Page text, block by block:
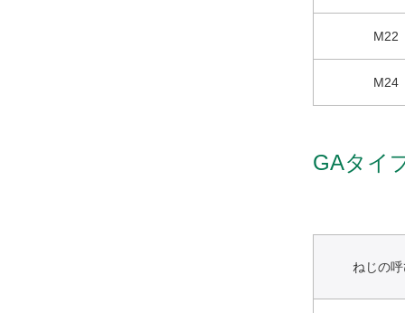
M22
M24
GAタイ
ねじの